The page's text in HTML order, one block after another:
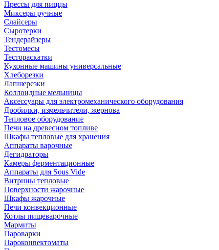
Прессы для пиццы
Миксеры ручные
Слайсеры
Сыротерки
Тендерайзеры
Тестомесы
Тестораскатки
Кухонные машины универсальные
Хлеборезки
Лапшерезки
Коллоидные мельницы
Аксессуары для электромеханического оборудования
Дробилки, измельчители, жернова
Тепловое оборудование
Печи на древесном топливе
Шкафы тепловые для хранения
Аппараты варочные
Дегидраторы
Камеры ферментационные
Аппараты для Sous Vide
Витрины тепловые
Поверхности жарочные
Шкафы жарочные
Печи конвекционные
Котлы пищеварочные
Мармиты
Пароварки
Пароконвектоматы